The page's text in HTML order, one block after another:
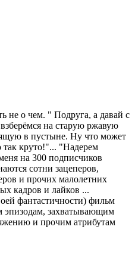
не о чем. " Подруга, а давай с
на старую ржавую
в пустыне. Ну что может
круто!"... "Надерем
на 300 подписчиков
сотни зацеперов,
и прочих малолетних
кадров и лайков ...
фантастичности) фильм
захватывающим
и прочим атрибутам